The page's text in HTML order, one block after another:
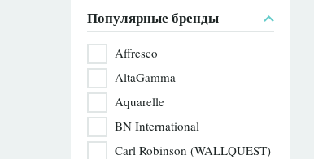
Популярные бренды
Affresco
AltaGamma
Aquarelle
BN International
Carl Robinson (WALLQUEST)